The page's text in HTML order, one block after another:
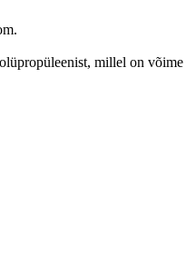
millel on võime